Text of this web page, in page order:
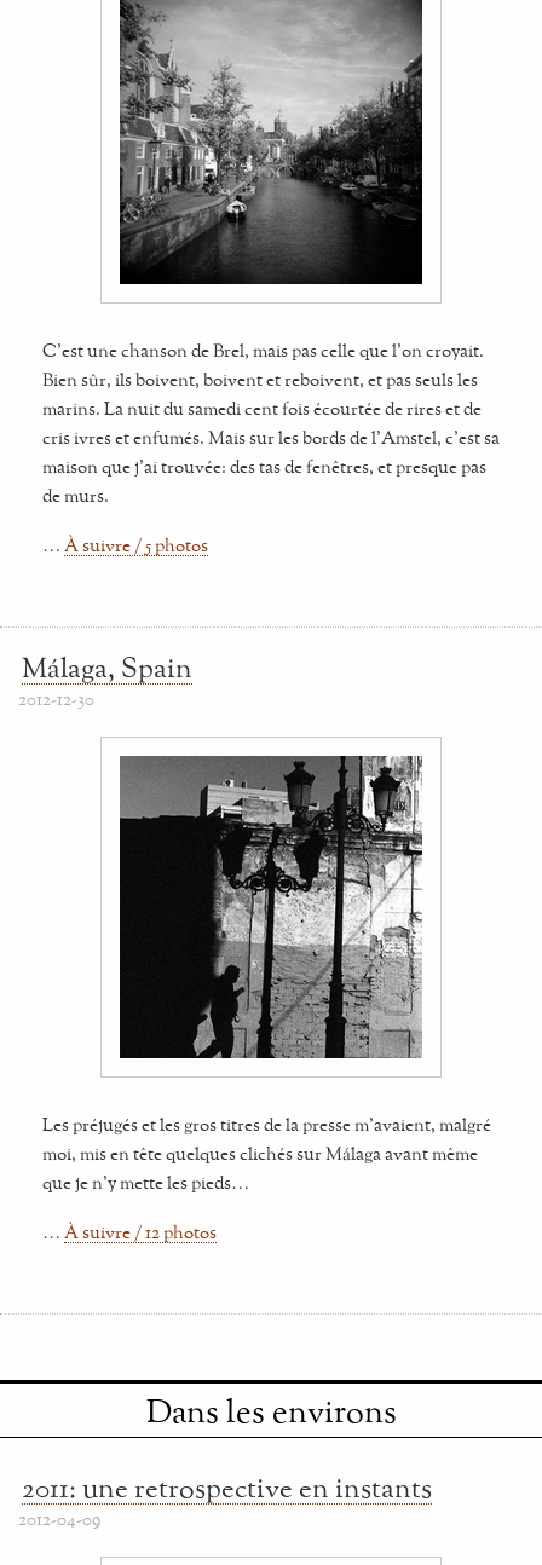
C'est une chanson de Brel, mais pas celle que l'on croyait.
Bien sûr, ils boivent, boivent et reboivent, et pas seuls les
marins. La nuit du samedi cent fois écourtée de rires et de
cris ivres et enfumés. Mais sur les bords de l'Amstel, c'est sa
maison que j'ai trouvée: des tas de fenêtres, et presque pas
de murs.
… À suivre / 5 photos
Málaga, Spain
2012-12-30
Les préjugés et les gros titres de la presse m'avaient, malgré
moi, mis en tête quelques clichés sur Málaga avant même
que je n'y mette les pieds…
… À suivre / 12 photos
Dans les environs
2011: une retrospective en instants
2012-04-09